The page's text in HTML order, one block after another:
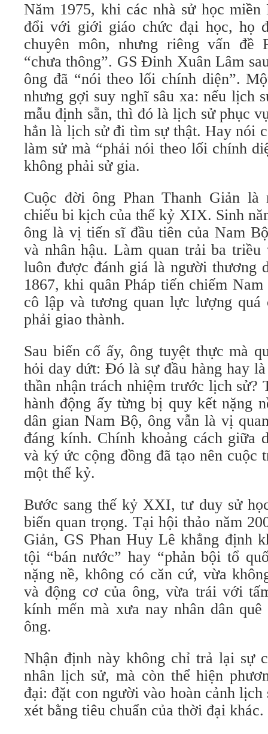
Năm 1975, khi các nhà sử học miền
đổi với giới giáo chức đại học, họ
chuyên môn, nhưng riêng vấn đề
“chưa thông”. GS Đinh Xuân Lâm
ông đã “nói theo lối chính diện”.
nhưng gợi suy nghĩ sâu xa: nếu lịch
mẫu định sẵn, thì đó là lịch sử phục
hẳn là lịch sử đi tìm sự thật. Hay nói
làm sử mà “phải nói theo lối chính
không phải sử gia.
Cuộc đời ông Phan Thanh Giản là
chiếu bi kịch của thế kỷ XIX. Sinh
ông là vị tiến sĩ đầu tiên của Nam
và nhân hậu. Làm quan trải ba triều
luôn được đánh giá là người thương
1867, khi quân Pháp tiến chiếm
cô lập và tương quan lực lượng quá
phải giao thành.
Sau biến cố ấy, ông tuyệt thực mà
hỏi day dứt: Đó là sự đầu hàng hay
thần nhận trách nhiệm trước lịch sử?
hành động ấy từng bị quy kết nặng
dân gian Nam Bộ, ông vẫn là vị
đáng kính. Chính khoảng cách giữa
và ký ức cộng đồng đã tạo nên cuộc
một thế kỷ.
Bước sang thế kỷ XXI, tư duy sử
biến quan trọng. Tại hội thảo năm
Giản, GS Phan Huy Lê khẳng định
tội “bán nước” hay “phản bội tổ
nặng nề, không có căn cứ, vừa
và động cơ của ông, vừa trái với
kính mến mà xưa nay nhân dân
ông.
Nhận định này không chỉ trả lại sự
nhân lịch sử, mà còn thể hiện
đại: đặt con người vào hoàn cảnh
xét bằng tiêu chuẩn của thời đại khác.